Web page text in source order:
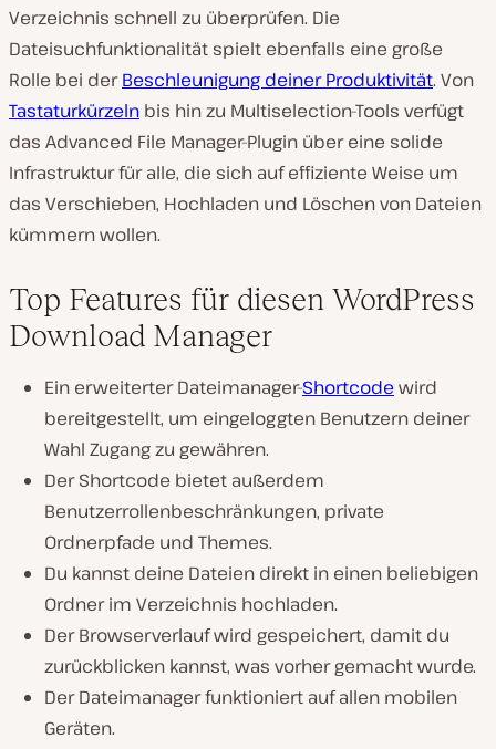
Verzeichnis schnell zu überprüfen. Die
Dateisuchfunktionalität spielt ebenfalls eine große
Rolle bei derBeschleunigung deiner Produktivität. Von
Tastaturkürzeln bis hin zu Multiselection-Tools verfügt
das Advanced File Manager-Plugin über eine solide
Infrastruktur für alle, die sich auf effiziente Weise um
das Verschieben, Hochladen und Löschen von Dateien
kümmern wollen.
Top Features für diesen WordPress
Download Manager
Ein erweiterter Dateimanager-Shortcode wird
bereitgestellt, um eingeloggten Benutzern deiner
Wahl Zugang zu gewähren.
Der Shortcode bietet außerdem
Benutzerrollenbeschränkungen, private
Ordnerpfade und Themes.
Du kannst deine Dateien direkt in einen beliebigen
Ordner im Verzeichnis hochladen.
Der Browserverlauf wird gespeichert, damit du
zurückblicken kannst, was vorher gemacht wurde.
Der Dateimanager funktioniert auf allen mobilen
Geräten.